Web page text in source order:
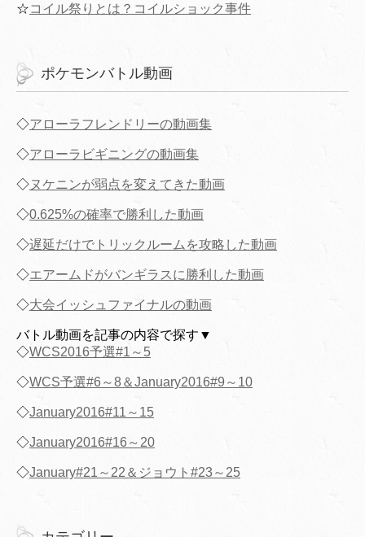
☆コイル祭りとは？コイルショック事件
ポケモンバトル動画
◇アローラフレンドリーの動画集
◇アローラビギニングの動画集
◇ヌケニンが弱点を変えてきた動画
◇0.625%の確率で勝利した動画
◇遅延だけでトリックルームを攻略した動画
◇エアームドがバンギラスに勝利した動画
◇大会イッシュファイナルの動画
バトル動画を記事の内容で探す▼
◇WCS2016予選#1～5
◇WCS予選#6～8＆January2016#9～10
◇January2016#11～15
◇January2016#16～20
◇January#21～22＆ジョウト#23～25